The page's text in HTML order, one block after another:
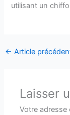
utilisant un
← Article
Laisser
Votre adresse